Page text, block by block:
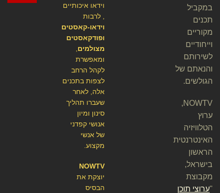
וידאו איכותיים
, לרבות
וידאו-קאסטים
ופודקאסטים
מצולמים,
ומאפשרת
לקהל הרחב
לצפות בתכנים
אלה, לאחר
שעברו תהליך
סינון ומיון
אנושי קפדני
של אנשי
מקצוע.
NOWTV
יוצקת את
הבסיס
במקביל
תכנים
מקוריים
וייחודיים
לשירותם
והנאתם של
הגולשים.
NOWTV,
ערוץ
הטלוויזיה
האינטרנטית
הראשון
בישראל,
מקבוצת
ערוצי תוכן